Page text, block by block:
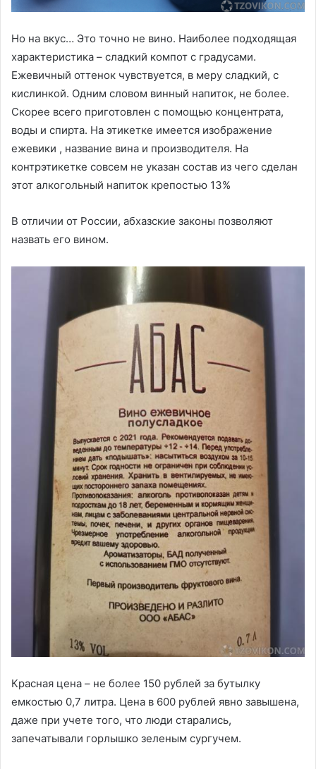
Но на вкус… Это точно не вино. Наиболее подходящая
характеристика – сладкий компот с градусами.
Ежевичный оттенок чувствуется, в меру сладкий, с
кислинкой. Одним словом винный напиток, не более.
Скорее всего приготовлен с помощью концентрата,
воды и спирта. На этикетке имеется изображение
ежевики , название вина и производителя. На
контрэтикетке совсем не указан состав из чего сделан
этот алкогольный напиток крепостью 13%
В отличии от России, абхазские законы позволяют
назвать его вином.
Красная цена – не более 150 рублей за бутылку
емкостью 0,7 литра. Цена в 600 рублей явно завышена,
даже при учете того, что люди старались,
запечатывали горлышко зеленым сургучем.